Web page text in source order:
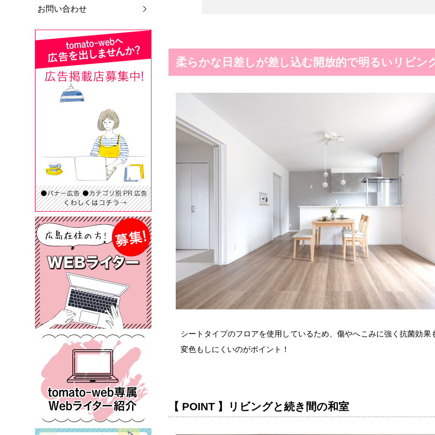
柔らかな日差しが差し込む開放的で明るいリビン
シートタイプのフロアを使用しているため、傷やへこみに強く抗菌効
変色もしにくいのがポイント！
【 POINT 】リビングと続き間の和室
お問い合わせ